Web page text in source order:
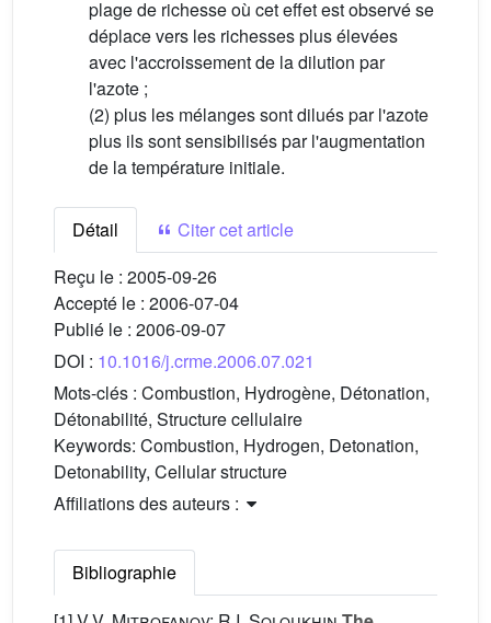
plage de richesse où cet effet est observé se
déplace vers les richesses plus élevées
avec l'accroissement de la dilution par
l'azote ;
(2) plus les mélanges sont dilués par l'azote
plus ils sont sensibilisés par l'augmentation
de la température initiale.
Détail
Citer cet article
Reçu le : 2005-09-26
Accepté le : 2006-07-04
Publié le : 2006-09-07
DOI : 10.1016/j.crme.2006.07.021
Mots-clés : Combustion, Hydrogène, Détonation,
Détonabilité, Structure cellulaire
Keywords: Combustion, Hydrogen, Detonation,
Detonability, Cellular structure
Affiliations des auteurs :
Bibliographie